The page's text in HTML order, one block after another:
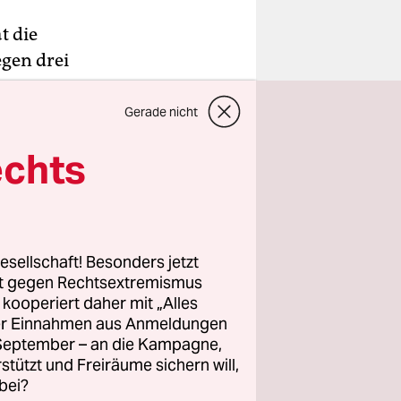
die
drei
Gerade nicht
Besonders jetzt
gegen Rechtsextremismus
daher mit „Alles
Einnahmen aus Anmeldungen
– an die Kampagne,
und Freiräume sichern will,